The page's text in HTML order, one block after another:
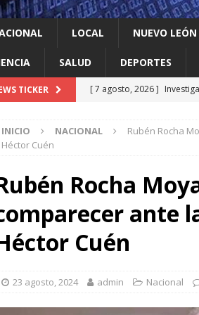
LOCAL NUEVO LEÓN
SALUD DEPORTES
TICKER [ 7 agosto, 2026 ]
[ 7 agosto, 2026 ] Algo
de Colombia
[ 7 agosto, 2026 ] Cuál es
papel juega en la crisis
INTERNACIONAL
INICIO NACIONAL
Rubén Rocha
Héctor Cuén
Rocha
ante
Cuén
23 agosto, 2024 admin Nacional